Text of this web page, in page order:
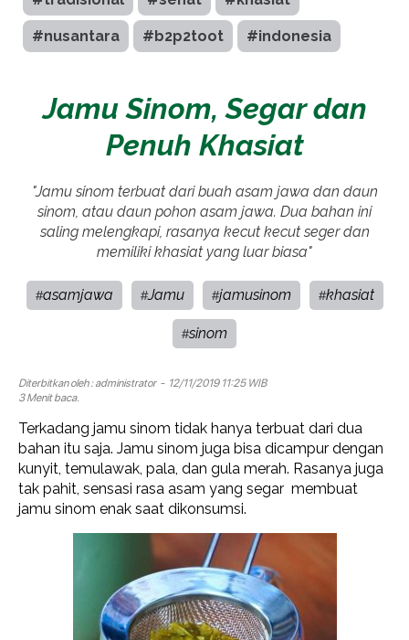
#nusantara #b2p2toot #indonesia
Jamu Sinom, Segar dan
Penuh Khasiat
"Jamu sinom terbuat dari buah asam jawa dan daun
sinom, atau daun pohon asam jawa. Dua bahan ini
saling melengkapi, rasanya kecut kecut seger dan
memiliki khasiat yang luar biasa"
#asamjawa #Jamu #jamusinom #khasiat
#sinom
Diterbitkan oleh : administrator- 12/11/2019 11:25 WIB
3 Menit baca.
Terkadang jamu sinom tidak hanya terbuat dari dua
bahan itu saja. Jamu sinom juga bisa dicampur dengan
kunyit, temulawak, pala, dan gula merah. Rasanya juga
tak pahit, sensasi rasa asam yang segar membuat
jamu sinom enak saat dikonsumsi.